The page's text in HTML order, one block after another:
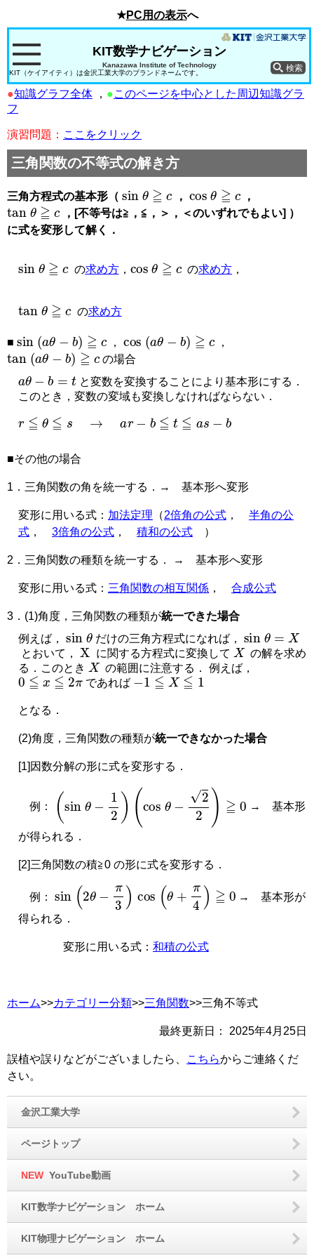
★PC用の表示へ
Kanazawa Institute of Technology
KIT数学ナビゲーション
KIT（ケイアイティ）は金沢工業大学のブランドネームです。
●知識グラフ全体 ， ●このページを中心とした周辺知識グラ
フ
演習問題： ここをクリック
三角関数の不等式の解き方
三角方程式の基本形（
sin θ ≧
，
cosθ ≧
，
tanθ≧c
，[不等号は≧，≦，＞，＜のいずれでもよい] ）
に式を変形して解く．
sin θ≧
の求め方，
θ ≧
の求め方 ，
tan θ≧c
の求め方
■
sin a θ− )≧ c
，
( θ )≧c
，
tan a θ− ≧ c
の場合
θ b=
と変数を変換することにより基本形にする．
このとき，変数の変域も変換しなければならない．
≦θ ≦ s ≦a s− b
■その他の場合
1．三角関数の角を統一する．→ 基本形へ変形
変形に用いる式： 加法定理 （2倍角の公式 ， 半角の公
式 ， 3倍角の公式 ， 積和の公式 ）
2．三角関数の種類を統一する． → 基本形へ変形
変形に用いる式： 三角関数の相互関係 ， 合成公式
3．(1)角度，三角関数の種類が統一できた場合
例えば，
sin θ
だけの三角方程式になれば，
sin θ=
とおいて，
X
に関する方程式に変換して
X
の解を求め
る．このとき
X
の範囲に注意する． 例えば，
0≦x≦2π
であれば
−1≦X≦1
となる．
(2)角度，三角関数の種類が統一できなかった場合
[1]因数分解の形に式を変形する．
例：
(sin − (cosθ 2) 0
→ 基本形
が得られる．
[2]三角関数の積≧0 の形に式を変形する．
例：
sin 2θ − 3)cos π4 ≧0
→ 基本形が
得られる．
変形に用いる式： 和積の公式
ホーム>>カテゴリー分類>>三角関数>>三角不等式
最終更新日： 2025年4月25日
誤植や誤りなどがございましたら、 こちらからご連絡くだ
さい。
金沢工業大学
ページトップ
NEW YouTube動画
KIT数学ナビゲーション ホーム
KIT物理ナビゲーション ホーム